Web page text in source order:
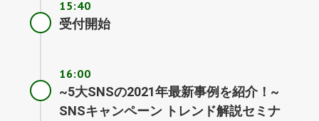
15:40
受付開始
16:00
~5大SNSの2021年最新事例を紹介！~
SNSキャンペーン トレンド解説セミナ